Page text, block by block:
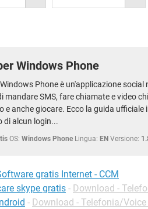
Windows Phone
Phone è un'applicazione
mandare SMS, fare chiamate e video
e anche giocare. Ecco la guida ufficiale
di alcun login...
OS: Windows Phone Lingua: EN Versione:
gratis Internet - CCM
skype gratis - Download -
- Download - Telefonia/Voice